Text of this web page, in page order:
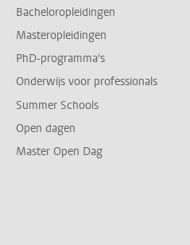
Bacheloropleidingen
Masteropleidingen
PhD-programma's
Onderwijs voor professionals
Summer Schools
Open dagen
Master Open Dag